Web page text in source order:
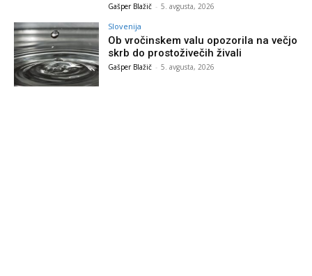
Gašper Blažič - 5. avgusta, 2026
Slovenija
Ob vročinskem valu opozorila na večjo
skrb do prostoživečih živali
Gašper Blažič - 5. avgusta, 2026